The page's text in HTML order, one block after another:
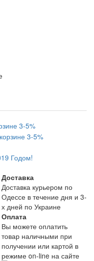
3-5%
Доставка
Доставка курьером по
Одессе в течение дня и 3-
х дней по Украине
Оплата
Вы можете оплатить
товар наличными при
получении или картой в
режиме on-line на сайте